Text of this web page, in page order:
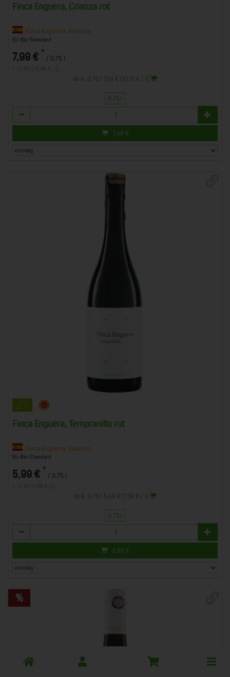
Finca Enguera, Crianza rot
Finca Enguerra, Valencia
EU-Bio-Standard
7,99 € * / 0,75 l
ab 6: 0,75 l 7,59 € (10,12 € / l)
0,75 l
Anzahl
7,99 €
Finca Enguera, Tempranillo rot
Finca Enguerra, Valencia
EU-Bio-Standard
5,99 € * / 0,75 l
ab 6: 0,75 l 5,69 € (7,58 € / l)
0,75 l
Anzahl
5,99 €
Toggle